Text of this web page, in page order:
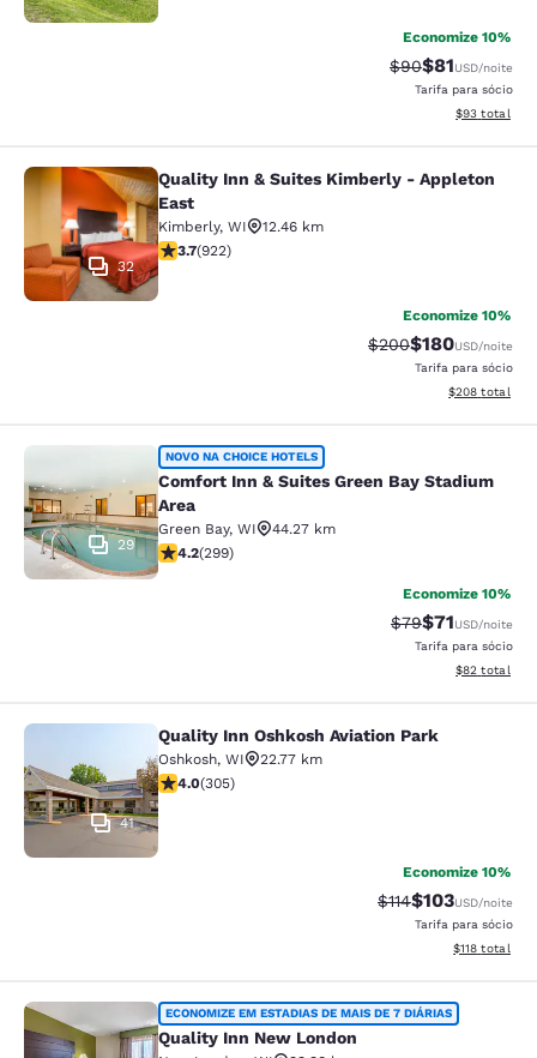
Economize 10%
Tarifa anterior
$90Tarifa com
$81USD/noite
Tarifa para sócio
Exibir
$93 total
Quality Inn & Suites Kimberly -
32
Quality Inn & Suites Kimberly - Appleton
East
Kimberly, WI
12.46 km
classificação 3.74 estrelas. Bom. 922 avaliações
3.7(922)
Economize 10%
Tarifa anterior
$200Tarifa com
$180USD/noite
Tarifa para sócio
Exibir
$208 total
Comfort Inn & Suites Green Bay
29
NOVO NA CHOICE HOTELS
Comfort Inn & Suites Green Bay Stadium
Area
Green Bay, WI
44.27 km
classificação 4.19 estrelas. Muito bom. 299 avaliações
4.2(299)
Economize 10%
Tarifa anterior
$79Tarifa com
$71USD/noite
Tarifa para sócio
Exibir
$82 total
Quality Inn Oshkosh Aviation Park
41
Quality Inn Oshkosh Aviation Park
Oshkosh, WI
22.77 km
classificação 4.01 estrelas. Muito bom. 305 avaliações
4.0(305)
Economize 10%
Tarifa anterior
$114Tarifa com
$103USD/noite
Tarifa para sócio
Exibir
$118 total
Quality Inn New London
ECONOMIZE EM ESTADIAS DE MAIS DE 7 DIÁRIAS
Quality Inn New London